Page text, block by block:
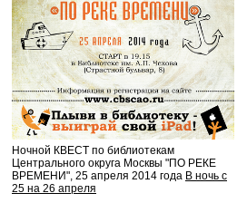
Ночной КВЕСТ по библиотекам
Центрального округа Москвы "ПО РЕКЕ
ВРЕМЕНИ", 25 апреля 2014 года В ночь с
25 на 26 апреля